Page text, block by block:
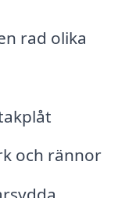
rad olika
och rännor